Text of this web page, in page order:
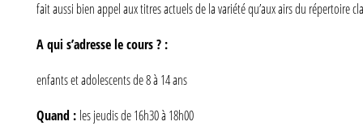
fait aussi bien appel aux titres actuels de la variété qu’aux airs du répertoire
A qui s’adresse le cours ? :
enfants et adolescents de 8 à 14 ans
Quand : les jeudis de 16h30 à 18h00